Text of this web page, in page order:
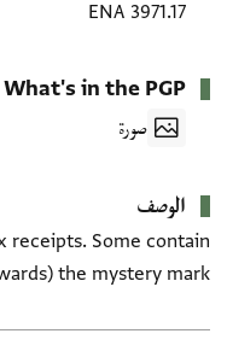
ENA 3971.17
What's in the PGP
صورة
الوصف
receipts. Some contain
the mystery mark (backwards ط). All are dated after the formula kutiba. ENA 3971 13–24, 31 and 34.